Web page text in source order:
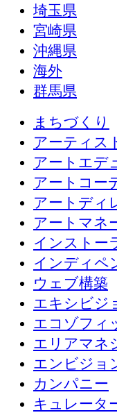
埼玉県
宮崎県
沖縄県
海外
群馬県
まちづくり
アーティス
アートエデ
アートコー
アートディ
アートマネ
インストー
インディペ
ウェブ構築
エキシビジ
エコゾフィ
エリアマネ
エンビジョ
カンパニー
キュレータ